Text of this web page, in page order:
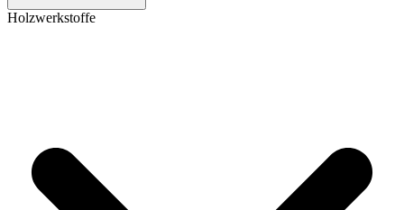
Holzwerkstoffe